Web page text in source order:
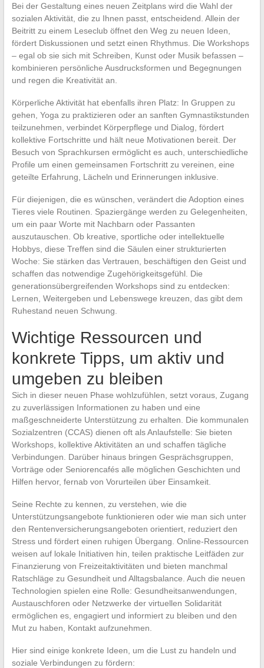
Bei der Gestaltung eines neuen Zeitplans wird die Wahl der
sozialen Aktivität, die zu Ihnen passt, entscheidend. Allein der
Beitritt zu einem Leseclub öffnet den Weg zu neuen Ideen,
fördert Diskussionen und setzt einen Rhythmus. Die Workshops
– egal ob sie sich mit Schreiben, Kunst oder Musik befassen –
kombinieren persönliche Ausdrucksformen und Begegnungen
und regen die Kreativität an.
Körperliche Aktivität hat ebenfalls ihren Platz: In Gruppen zu
gehen, Yoga zu praktizieren oder an sanften Gymnastikstunden
teilzunehmen, verbindet Körperpflege und Dialog, fördert
kollektive Fortschritte und hält neue Motivationen bereit. Der
Besuch von Sprachkursen ermöglicht es auch, unterschiedliche
Profile um einen gemeinsamen Fortschritt zu vereinen, eine
geteilte Erfahrung, Lächeln und Erinnerungen inklusive.
Für diejenigen, die es wünschen, verändert die Adoption eines
Tieres viele Routinen. Spaziergänge werden zu Gelegenheiten,
um ein paar Worte mit Nachbarn oder Passanten
auszutauschen. Ob kreative, sportliche oder intellektuelle
Hobbys, diese Treffen sind die Säulen einer strukturierten
Woche: Sie stärken das Vertrauen, beschäftigen den Geist und
schaffen das notwendige Zugehörigkeitsgefühl. Die
generationsübergreifenden Workshops sind zu entdecken:
Lernen, Weitergeben und Lebenswege kreuzen, das gibt dem
Ruhestand neuen Schwung.
Wichtige Ressourcen und
konkrete Tipps, um aktiv und
umgeben zu bleiben
Sich in dieser neuen Phase wohlzufühlen, setzt voraus, Zugang
zu zuverlässigen Informationen zu haben und eine
maßgeschneiderte Unterstützung zu erhalten. Die kommunalen
Sozialzentren (CCAS) dienen oft als Anlaufstelle: Sie bieten
Workshops, kollektive Aktivitäten an und schaffen tägliche
Verbindungen. Darüber hinaus bringen Gesprächsgruppen,
Vorträge oder Seniorencafés alle möglichen Geschichten und
Hilfen hervor, fernab von Vorurteilen über Einsamkeit.
Seine Rechte zu kennen, zu verstehen, wie die
Unterstützungsangebote funktionieren oder wie man sich unter
den Rentenversicherungsangeboten orientiert, reduziert den
Stress und fördert einen ruhigen Übergang. Online-Ressourcen
weisen auf lokale Initiativen hin, teilen praktische Leitfäden zur
Finanzierung von Freizeitaktivitäten und bieten manchmal
Ratschläge zu Gesundheit und Alltagsbalance. Auch die neuen
Technologien spielen eine Rolle: Gesundheitsanwendungen,
Austauschforen oder Netzwerke der virtuellen Solidarität
ermöglichen es, engagiert und informiert zu bleiben und den
Mut zu haben, Kontakt aufzunehmen.
Hier sind einige konkrete Ideen, um die Lust zu handeln und
soziale Verbindungen zu fördern: